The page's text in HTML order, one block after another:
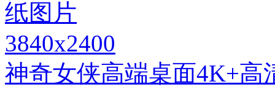
3840x2400
神奇女侠高端桌面4K+高